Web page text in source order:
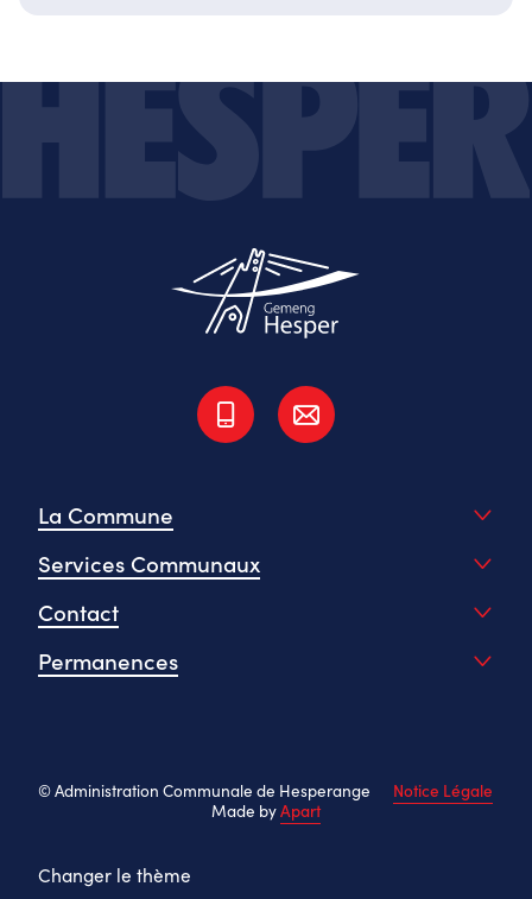
La Commune
Services Communaux
Contact
Permanences
© Administration Communale de Hesperange
Notice Légale
Made byApart
Changer le thème